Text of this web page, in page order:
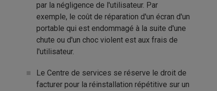
par la négligence de l'utilisateur. Par
exemple, le coût de réparation d'un écran d'un
portable qui est endommagé à la suite d'une
chute ou d'un choc violent est aux frais de
l'utilisateur.
Le Centre de services se réserve le droit de
facturer pour la réinstallation répétitive sur un